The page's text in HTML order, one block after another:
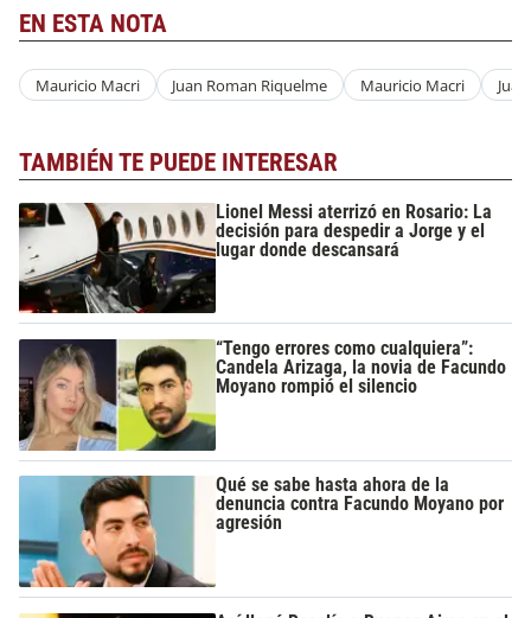
EN ESTA NOTA
Mauricio Macri Juan Roman Riquelme Mauricio Macri
TAMBIÉN TE PUEDE INTERESAR
Lionel Messi aterrizó en Rosario: La
decisión para despedir a Jorge y el
lugar donde descansará
“Tengo errores como cualquiera”:
Candela Arizaga, la novia de Facundo
Moyano rompió el silencio
Qué se sabe hasta ahora de la
denuncia contra Facundo Moyano por
agresión